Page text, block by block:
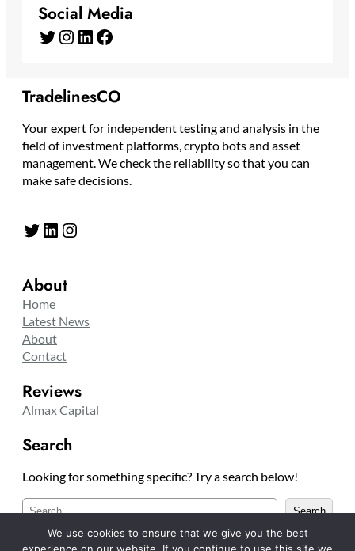
Social Media
Twitter Instagram LinkedIn Facebook
TradelinesCO
Your expert for independent testing and analysis in the
field of investment platforms, crypto bots and asset
management. We check the reliability so that you can
make safe decisions.
Twitter LinkedIn Instagram
About
Home
Latest News
About
Contact
Reviews
Almax Capital
Search
Looking for something specific? Try a search below!
c
Search
We use cookies to ensure that we give you the best